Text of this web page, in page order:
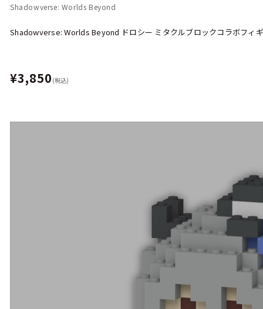
Shadowverse: Worlds Beyond
Shadowverse: Worlds Beyond ドロシー ミタクルブロックコラボフィ
¥3,850 (税込)